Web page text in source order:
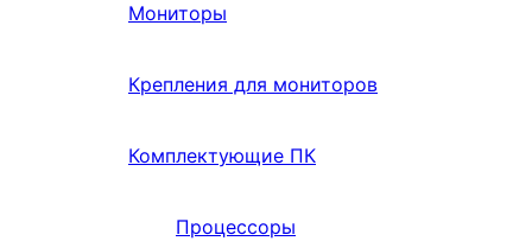
Мониторы
Крепления для мониторов
Комплектующие ПК
Процессоры